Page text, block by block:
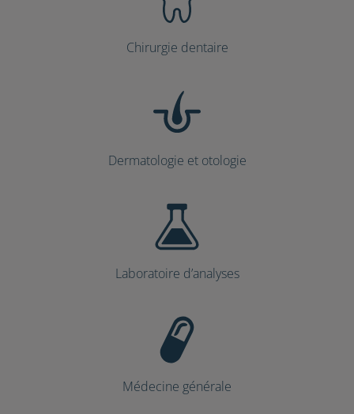
Chirurgie dentaire
Dermatologie et otologie
Laboratoire d’analyses
Médecine générale